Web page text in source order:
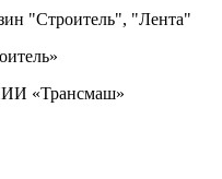
"Строитель", "Лента"
«Трансмаш»